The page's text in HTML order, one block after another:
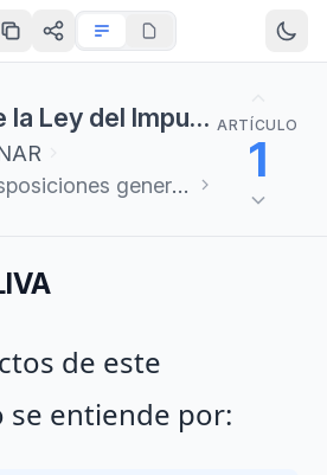
Reglamento de la Ley del Impuesto al Valor Agregado
generales
ARTÍCULO
1
de este
se entiende por: